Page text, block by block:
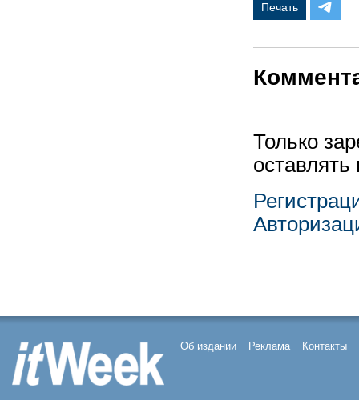
Печать
Только
Об издании Реклама Контакты